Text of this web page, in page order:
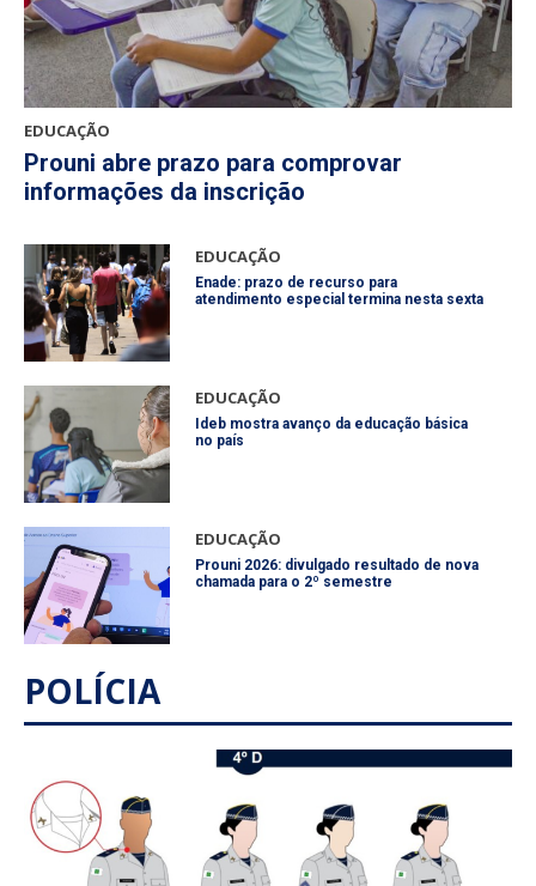
EDUCAÇÃO
Prouni abre prazo para comprovar
informações da inscrição
EDUCAÇÃO
Enade: prazo de recurso para
atendimento especial termina nesta sexta
EDUCAÇÃO
Ideb mostra avanço da educação básica
no país
EDUCAÇÃO
Prouni 2026: divulgado resultado de nova
chamada para o 2º semestre
POLÍCIA